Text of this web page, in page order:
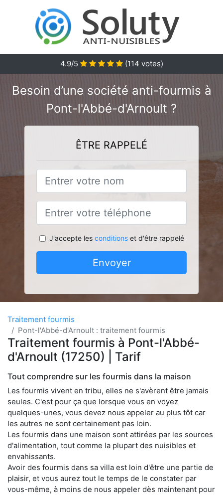
4.9/5 (114 votes)
Besoin d’une société anti-fourmis à
Pont-l'Abbé-d'Arnoult ?
ÊTRE RAPPELÉ
J'accepte les conditionset d'être rappelé
Envoyer
Traitement fourmis
Pont-l'Abbé-d'Arnoult : traitement fourmis
Traitement fourmis à Pont-l'Abbé-
d'Arnoult (17250) | Tarif
Tout comprendre sur les fourmis dans la maison
Les fourmis vivent en tribu, elles ne s'avèrent être jamais
seules. C'est pour ça que lorsque vous en voyez
quelques-unes, vous devez nous appeler au plus tôt car
les autres ne sont certainement pas loin.
Les fourmis dans une maison sont attirées par les sources
d'alimentation, tout comme la plupart des nuisibles et
envahissants.
Avoir des fourmis dans sa villa est loin d'être une partie de
plaisir, et vous aurez tout le temps de le constater par
vous-même, à moins de nous appeler dès maintenant pour